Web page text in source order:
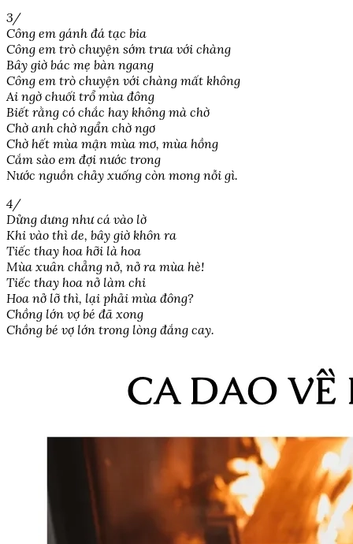
3/
Công em gánh đá tạc bia
Công em trò chuyện sớm trưa với chàng
Bây giờ bác mẹ bàn ngang
Công em trò chuyện với chàng mất không
Ai ngờ chuối trổ mùa đông
Biết rằng có chắc hay không mà chờ
Chờ anh chờ ngẩn chờ ngơ
Chờ hết mùa mận mùa mơ, mùa hồng
Cắm sào em đợi nước trong
Nước nguồn chảy xuống còn mong nỗi gì.
4/
Dửng dưng như cá vào lờ
Khi vào thì de, bây giờ khôn ra
Tiếc thay hoa hỡi là hoa
Mùa xuân chẳng nở, nở ra mùa hè!
Tiếc thay hoa nở làm chi
Hoa nở lỡ thì, lại phải mùa đông?
Chồng lớn vợ bé đã xong
Chồng bé vợ lớn trong lòng đắng cay.